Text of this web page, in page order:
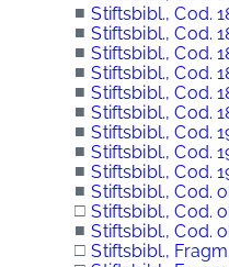
■ Stiftsbibl., Cod.
■ Stiftsbibl., Cod.
■ Stiftsbibl., Cod.
■ Stiftsbibl., Cod.
■ Stiftsbibl., Cod.
■ Stiftsbibl., Cod.
■ Stiftsbibl., Cod.
■ Stiftsbibl., Cod.
■ Stiftsbibl., Cod.
■ Stiftsbibl., Cod.
□ Stiftsbibl., Cod.
■ Stiftsbibl., Cod.
□ Stiftsbibl.,